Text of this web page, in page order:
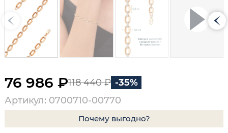
76 986 ₽118 440 ₽ -35%
Артикул: 0700710-00770
Почему выгодно?